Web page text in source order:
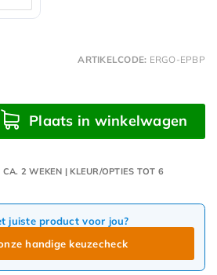
ARTIKELCODE: ERGO-EPBP
Plaats in winkelwagen
2 WEKEN | KLEUR/OPTIES TOT 6
juiste product voor jou?
handige keuzecheck